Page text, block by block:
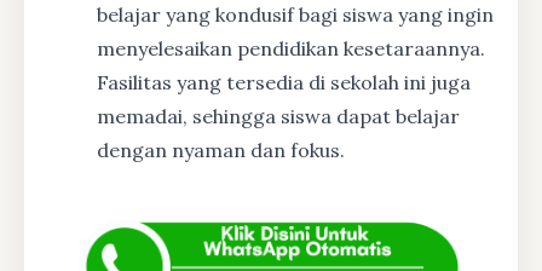
belajar yang kondusif bagi siswa yang ingin
menyelesaikan pendidikan kesetaraannya.
Fasilitas yang tersedia di sekolah ini juga
memadai, sehingga siswa dapat belajar
dengan nyaman dan fokus.